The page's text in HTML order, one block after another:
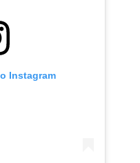
Instagram